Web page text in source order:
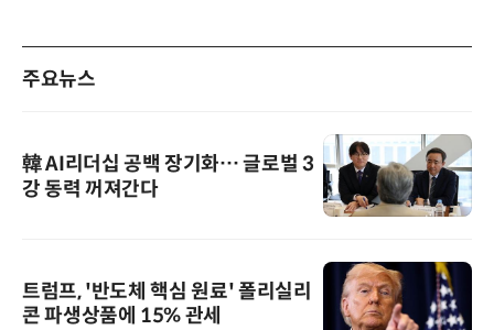
주요뉴스
韓 AI리더십 공백 장기화… 글로벌 3
강 동력 꺼져간다
트럼프, '반도체 핵심 원료' 폴리실리
콘 파생상품에 15% 관세